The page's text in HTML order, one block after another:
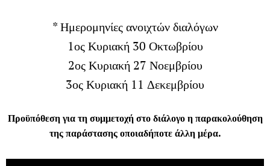
* Ημερομηνίες ανοιχτών διαλόγων
1ος Κυριακή 30 Οκτωβρίου
2ος Κυριακή 27 Νοεμβρίου
3ος Κυριακή 11 Δεκεμβρίου
Προϋπόθεση για τη συμμετοχή στο διάλογο η παρακολούθηση
της παράστασης οποιαδήποτε άλλη μέρα.